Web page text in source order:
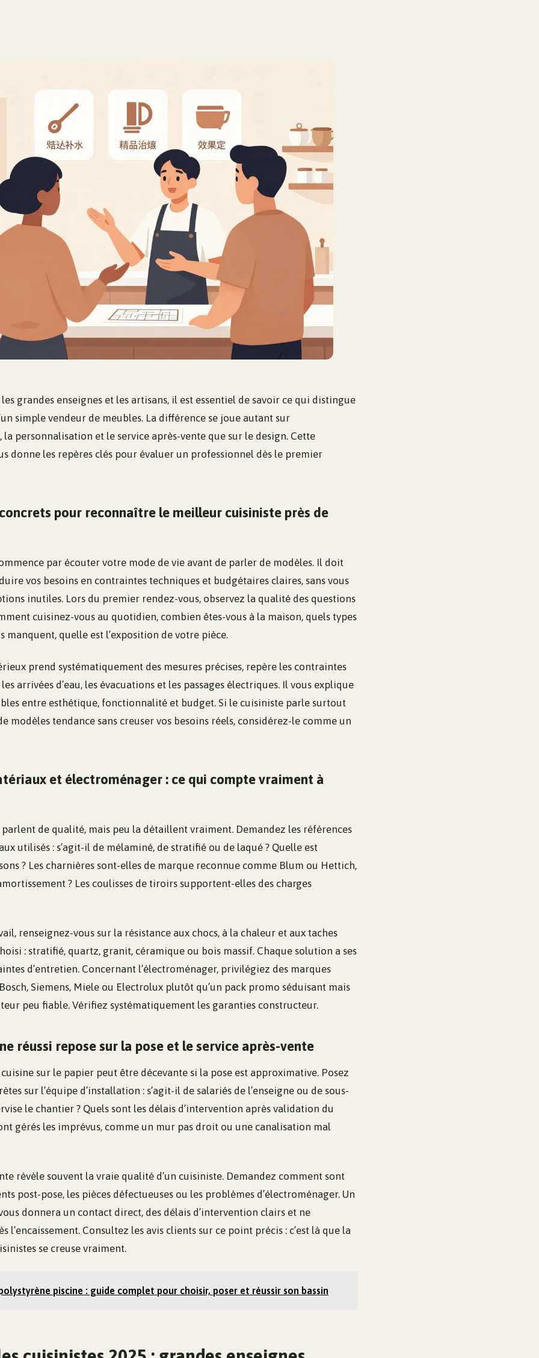
grandes enseignes et les artisans, il est essentiel de savoir ce qui distingue
simple vendeur de meubles. La différence se joue autant sur
la personnalisation et le service après-vente que sur le design. Cette
donne les repères clés pour évaluer un professionnel dès le premier
pour reconnaître le meilleur cuisiniste près de
par écouter votre mode de vie avant de parler de modèles. Il doit
vos besoins en contraintes techniques et budgétaires claires, sans vous
inutiles. Lors du premier rendez-vous, observez la qualité des questions
cuisinez-vous au quotidien, combien êtes-vous à la maison, quels types
manquent, quelle est l’exposition de votre pièce.
prend systématiquement des mesures précises, repère les contraintes
arrivées d’eau, les évacuations et les passages électriques. Il vous explique
entre esthétique, fonctionnalité et budget. Si le cuisiniste parle surtout
modèles tendance sans creuser vos besoins réels, considérez-le comme un
et électroménager : ce qui compte vraiment à
parlent de qualité, mais peu la détaillent vraiment. Demandez les références
utilisés : s’agit-il de mélaminé, de stratifié ou de laqué ? Quelle est
? Les charnières sont-elles de marque reconnue comme Blum ou Hettich,
? Les coulisses de tiroirs supportent-elles des charges
renseignez-vous sur la résistance aux chocs, à la chaleur et aux taches
: stratifié, quartz, granit, céramique ou bois massif. Chaque solution a ses
d’entretien. Concernant l’électroménager, privilégiez des marques
Siemens, Miele ou Electrolux plutôt qu’un pack promo séduisant mais
peu fiable. Vérifiez systématiquement les garanties constructeur.
réussi repose sur la pose et le service après-vente
sur le papier peut être décevante si la pose est approximative. Posez
sur l’équipe d’installation : s’agit-il de salariés de l’enseigne ou de sous-
le chantier ? Quels sont les délais d’intervention après validation du
gérés les imprévus, comme un mur pas droit ou une canalisation mal
révèle souvent la vraie qualité d’un cuisiniste. Demandez comment sont
post-pose, les pièces défectueuses ou les problèmes d’électroménager. Un
donnera un contact direct, des délais d’intervention clairs et ne
l’encaissement. Consultez les avis clients sur ce point précis : c’est là que la
se creuse vraiment.
piscine : guide complet pour choisir, poser et réussir son bassin